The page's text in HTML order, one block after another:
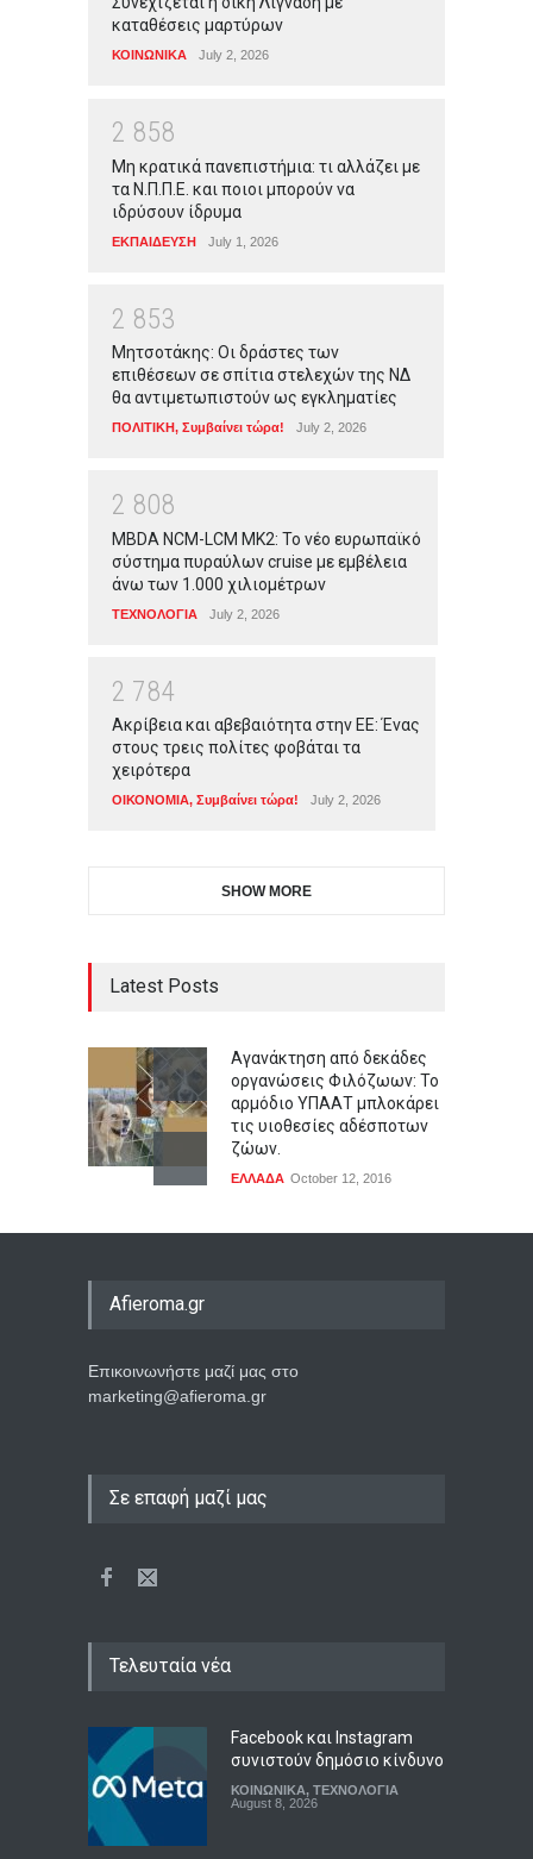
καταθέσεις μαρτύρων
ΚΟΙΝΩΝΙΚΑ July 2, 2026
2 858
Μη κρατικά πανεπιστήμια: τι αλλάζει με
τα Ν.Π.Π.Ε. και ποιοι μπορούν να
ιδρύσουν ίδρυμα
ΕΚΠΑΙΔΕΥΣΗ July 1, 2026
2 853
Μητσοτάκης: Οι δράστες των
επιθέσεων σε σπίτια στελεχών της ΝΔ
θα αντιμετωπιστούν ως εγκληματίες
ΠΟΛΙΤΙΚΗ, Συμβαίνει τώρα! July 2, 2026
2 808
MBDA NCM-LCM MK2: Το νέο ευρωπαϊκό
σύστημα πυραύλων cruise με εμβέλεια
άνω των 1.000 χιλιομέτρων
ΤΕΧΝΟΛΟΓΙΑ July 2, 2026
2 784
Ακρίβεια και αβεβαιότητα στην ΕΕ: Ένας
στους τρεις πολίτες φοβάται τα
χειρότερα
ΟΙΚΟΝΟΜΙΑ, Συμβαίνει τώρα! July 2, 2026
SHOW MORE
Latest Posts
Αγανάκτηση από δεκάδες
οργανώσεις Φιλόζωων: Το
αρμόδιο ΥΠΑΑΤ μπλοκάρει
τις υιοθεσίες αδέσποτων
ζώων.
ΕΛΛΑΔΑ October 12, 2016
Afieroma.gr
Επικοινωνήστε μαζί μας στο
marketing@afieroma.gr
Σε επαφή μαζί μας
Τελευταία νέα
Facebook και Instagram
συνιστούν δημόσιο κίνδυνο
ΚΟΙΝΩΝΙΚΑ, ΤΕΧΝΟΛΟΓΙΑ
August 8, 2026